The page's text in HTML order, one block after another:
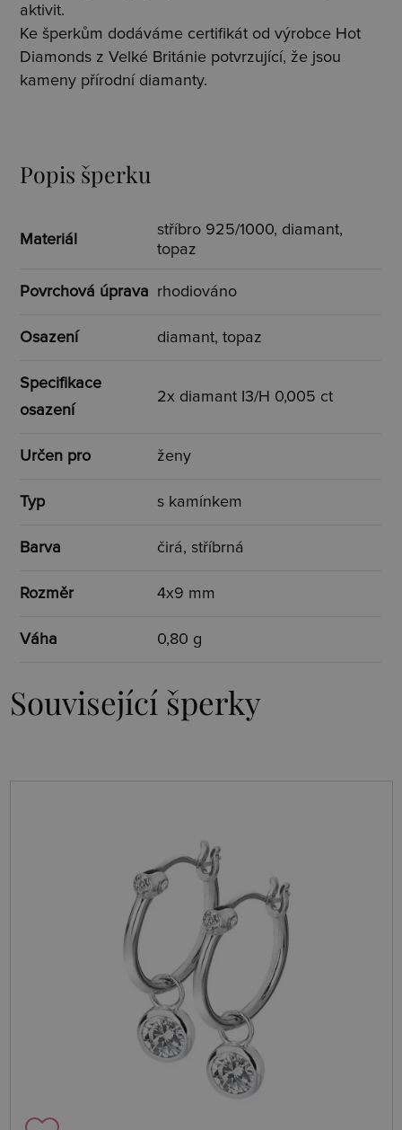
aktivit.
Ke šperkům dodáváme certifikát od výrobce Hot
Diamonds z Velké Británie potvrzující, že jsou
kameny přírodní diamanty.
Popis šperku
Materiál
stříbro 925/1000, diamant,
topaz
Povrchová úprava rhodiováno
Osazení diamant, topaz
Specifikace
osazení
2x diamant I3/H 0,005 ct
Určen pro ženy
Typ s kamínkem
Barva čirá, stříbrná
Rozměr 4x9 mm
Váha 0,80 g
Související šperky